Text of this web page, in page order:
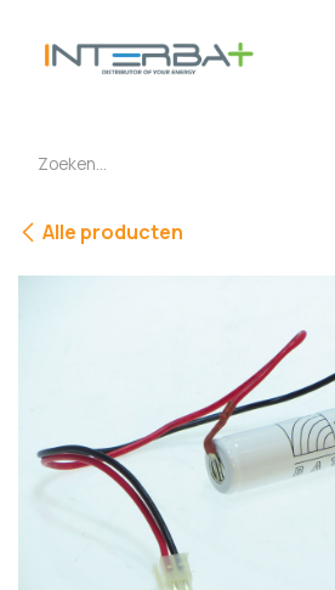
Alle producten